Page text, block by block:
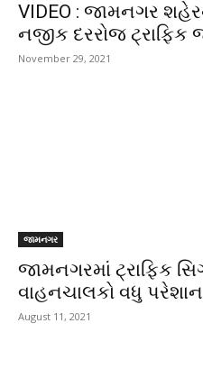
VIDEO : જામનગર
નજીક દરરોજ ટ્રાફિક
November 29, 2021
જામનગર
જામનગરમાં ટ્રાફિક
વાહનચાલકો વધુ
August 11, 2021